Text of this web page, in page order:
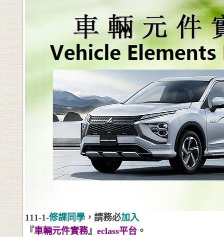
111-1-修課同學 ，請務必加入
『 車輛元件實務』 eclass平台 。